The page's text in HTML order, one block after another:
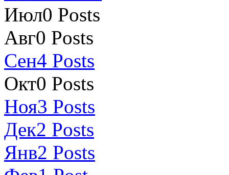
Июл0 Posts
Авг0 Posts
Сен4 Posts
Окт0 Posts
Ноя3 Posts
Дек2 Posts
Янв2 Posts